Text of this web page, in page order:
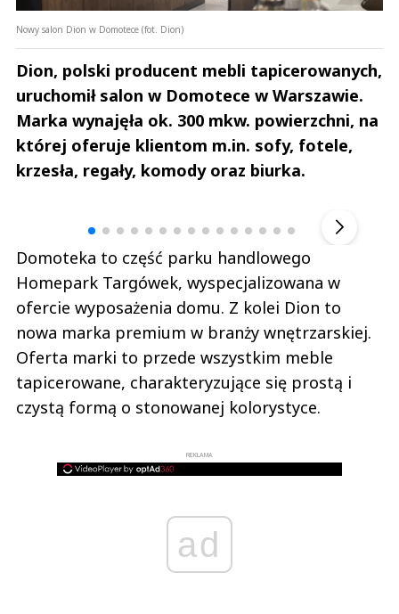
Nowy salon Dion w Domotece (fot. Dion)
Dion, polski producent mebli tapicerowanych,
uruchomił salon w Domotece w Warszawie.
Marka wynajęła ok. 300 mkw. powierzchni, na
której oferuje klientom m.in. sofy, fotele,
krzesła, regały, komody oraz biurka.
Domoteka to część parku handlowego
Homepark Targówek, wyspecjalizowana w
ofercie wyposażenia domu. Z kolei Dion to
nowa marka premium w branży wnętrzarskiej.
Oferta marki to przede wszystkim meble
tapicerowane, charakteryzujące się prostą i
czystą formą o stonowanej kolorystyce.
REKLAMA
ad